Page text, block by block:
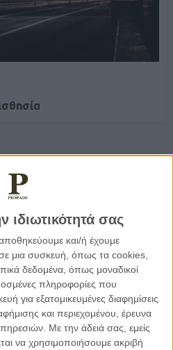
ιδιωτικότητά σας
και/ή έχουμε
μια συσκευή, όπως τα cookies,
δεδομένα, όπως μοναδικοί
πληροφορίες που
για εξατομικευμένες διαφημίσεις
και περιεχομένου, έρευνα
Με την άδειά σας, εμείς
να χρησιμοποιήσουμε ακριβή
την “ισόβια καταδίκη
αθώοι